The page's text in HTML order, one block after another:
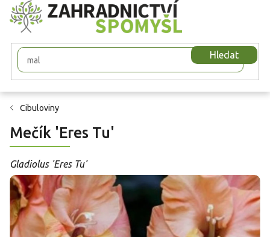
Přejít
na
obsah
Hledat
Cibuloviny
Mečík 'Eres Tu'
Gladiolus 'Eres Tu'